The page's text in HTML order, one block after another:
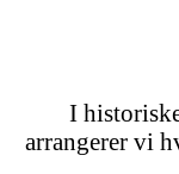
I
arrangerer vi